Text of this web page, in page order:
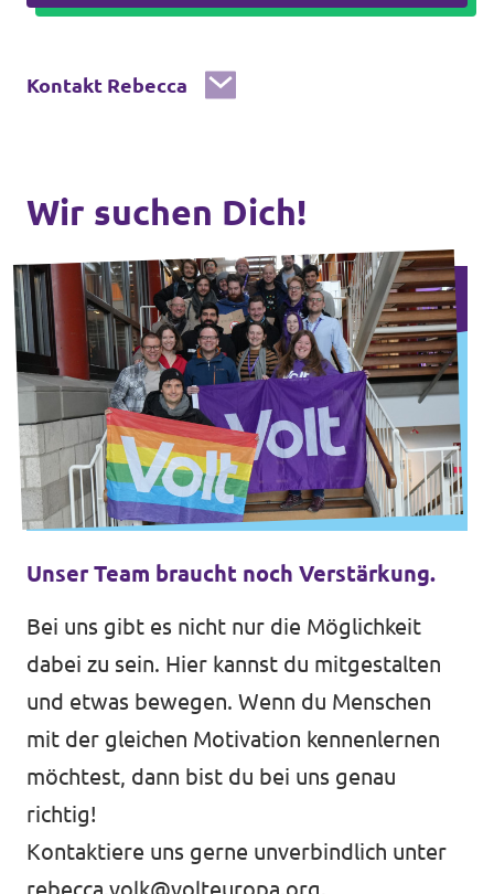
Kontakt Rebecca
Wir suchen Dich!
Unser Team braucht noch Verstärkung.
Bei uns gibt es nicht nur die Möglichkeit
dabei zu sein. Hier kannst du mitgestalten
und etwas bewegen. Wenn du Menschen
mit der gleichen Motivation kennenlernen
möchtest, dann bist du bei uns genau
richtig!
Kontaktiere uns gerne unverbindlich unter